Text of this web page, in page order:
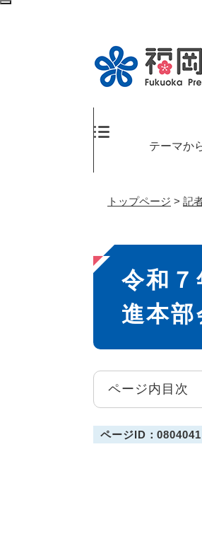
ペ
メ
テーマか
トップページ > 記
本
文
令和
進本
ページ内目次
ページID：0804041